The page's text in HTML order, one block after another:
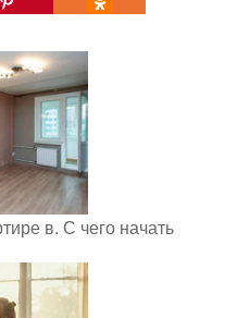
в. С чего начать